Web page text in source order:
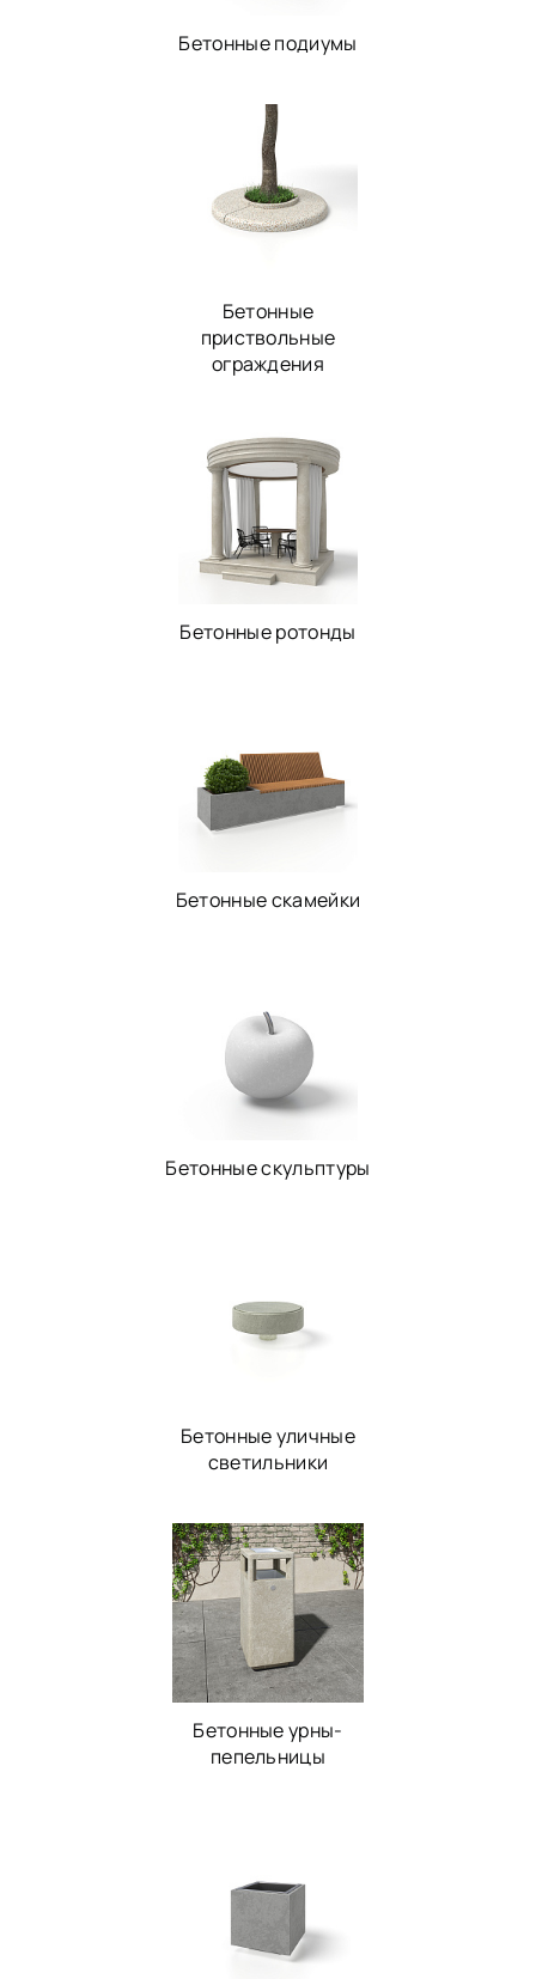
Бетонные подиумы
Бетонные
приствольные
ограждения
Бетонные ротонды
Бетонные скамейки
Бетонные скульптуры
Бетонные уличные
светильники
Бетонные урны-
пепельницы